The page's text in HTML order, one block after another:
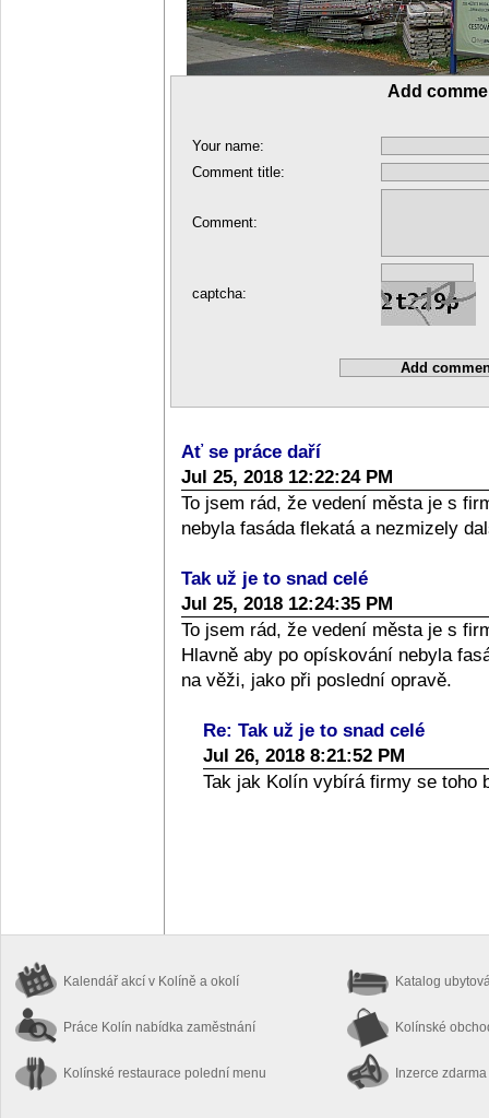
Add
Your name:
Comment title:
Comment:
captcha:
Ať se práce daří
Jul 25, 2018 12:22:24 PM
To jsem rád, že vedení města je s
nebyla fasáda flekatá a nezmizely
Tak už je to snad celé
Jul 25, 2018 12:24:35 PM
To jsem rád, že vedení města je s
Hlavně aby po opískování nebyla
na věži, jako při poslední opravě.
Re: Tak už je to snad celé
Jul 26, 2018 8:21:52 PM
Tak jak Kolín vybírá firmy se toho
Kalendář akcí v Kolíně a okolí
Práce Kolín nabídka zaměstnání
Kolínské restaurace polední menu
Katalog
Kolínské
Inzerce zdarma